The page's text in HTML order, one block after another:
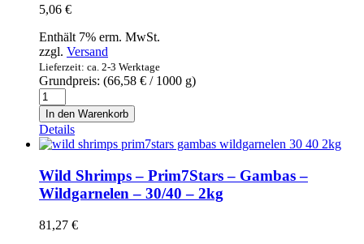
5,06 €
Enthält 7% erm. MwSt.
zzgl. Versand
Lieferzeit: ca. 2-3 Werktage
Grundpreis: (66,58 € / 1000 g)
Atún
blanco
en
aceite
de
oliva
-
Weißer
in
In den Warenkorb
Details
Wild Shrimps – Prim7Stars – Gambas –
Wildgarnelen – 30/40 – 2kg
81,27 €